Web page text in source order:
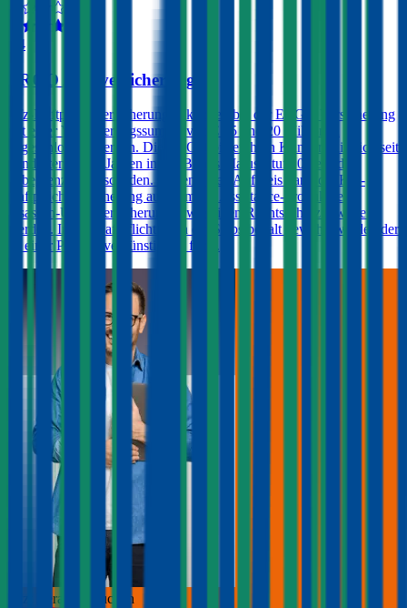
4,4
ERGO Autoversicherung
Kfz-Haftpflichtversicherungen können bei der ERGO Versicherung
mit einer Versicherungssumme von € 15 und 20 Millionen
abgeschlossen werden. Die ERGO bietet ihren Kunden, die sich seit
mindestens zwei Jahren in der Bonus Malus-Stufe 0 befinden,
unbegrenzte Freischäden. Gegen einen Aufpreis kann die Kfz-
Haftpflichtversicherung auch um ein Assistance-Produkt, eine
Insassen-Unfallversicherung sowie einen Rechtsschutz erweitert
werden. In der Haftpflicht kann ein Selbstbehalt gewählt werden der
zu einer Prämienvergünstigung führt.
Jetzt Beratung buchen